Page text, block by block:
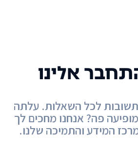
אלינו
לכל השאלות. עלתה
פה? אנחנו מחכים לך
המידע והתמיכה שלנו.